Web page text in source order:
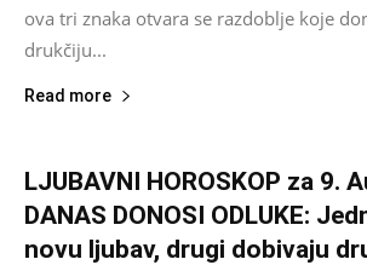
ova tri znaka otvara se razdoblje koje
drukčiju...
Read more
LJUBAVNI HOROSKOP za 9.
DANAS DONOSI ODLUKE:
novu ljubav, drugi dobivaju